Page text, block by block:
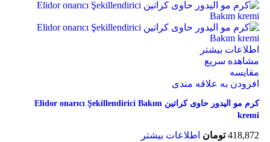
اطلاعات بیشتر
مشاهده سریع
مقایسه
افزودن به علاقه مندی
کرم مو الیدور حاوی کراتین Elidor onarıcı Şekillendirici Bakım
kremi
418,872 تومان اطلاعات بیشتر